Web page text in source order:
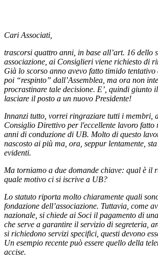
Cari Associati,
trascorsi quattro anni, in base all’art. 16 dello
associazione, ai Consiglieri viene richiesto di
Già lo scorso anno avevo fatto timido tentativo
poi “respinto” dall’Assemblea, ma ora non
procrastinare tale decisione. E’, quindi giunto
lasciare il posto a un nuovo Presidente!
Innanzi tutto, vorrei ringraziare tutti i membri,
Consiglio Direttivo per l'eccellente lavoro fatto
anni di conduzione di UB. Molto di questo
nascosto ai più ma, ora, seppur lentamente,
evidenti.
Ma torniamo a due domande chiave: qual è il
quale motivo ci si iscrive a UB?
Lo statuto riporta molto chiaramente quali
fondazione dell’associazione. Tuttavia, come
nazionale, si chiede ai Soci il pagamento di
che serve a garantire il servizio di segreteria,
si richiedono servizi specifici, questi devono
Un esempio recente può essere quello della
accise.